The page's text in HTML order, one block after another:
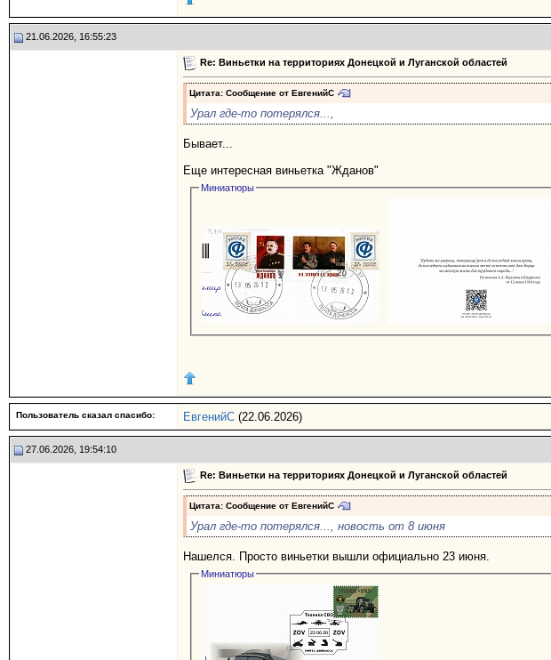
21.06.2026, 16:55:23
Re: Виньетки на территориях Донецкой и Луганской областей
Цитата: Сообщение от ЕвгенийС
Урал где-то потерялся...,
Бывает...
Еще интересная виньетка "Жданов"
Миниатюры
Пользователь сказал cпасибо: ЕвгенийС (22.06.2026)
27.06.2026, 19:54:10
Re: Виньетки на территориях Донецкой и Луганской областей
Цитата: Сообщение от ЕвгенийС
Урал где-то потерялся..., новость от 8 июня
Нашелся. Просто виньетки вышли официально 23 июня.
Миниатюры